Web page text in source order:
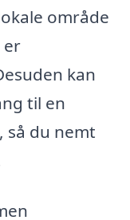
område
er
kan
til en
så du nemt